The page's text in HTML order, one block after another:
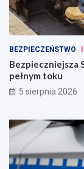
BEZPIECZEŃSTWO
Bezpieczniejsza
pełnym toku
5 sierpnia 2026